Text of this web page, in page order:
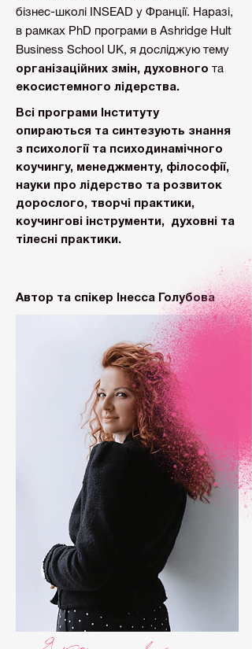
бізнес-школі ІNSEAD у Франції. Наразі,
в рамках PhD програми в Ashridge Hult
Business School UK, я досліджую тему
організаційних змін, духовного та
екосистемного лідерства.
Всі програми Інституту
опираються та синтезують знання
з психології та психодинамічного
коучингу, менеджменту, філософії,
науки про лідерство та розвиток
дорослого, творчі практики,
коучингові інструменти, духовні та
тілесні практики.
Автор та спікер Інесса Голубова